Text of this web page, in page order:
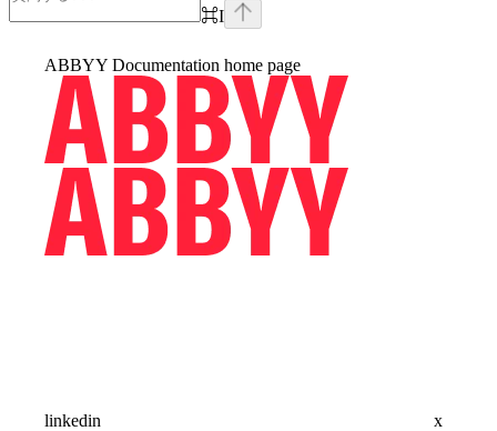
⌘I
ABBYY Documentation home page
linkedin x